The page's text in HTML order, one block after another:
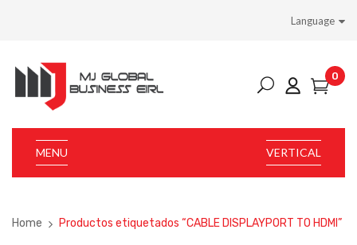
Language
0
VERTICAL
MENU
Home Productos etiquetados “CABLE DISPLAYPORT TO HDMI”